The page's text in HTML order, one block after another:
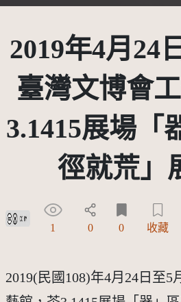
2019年4月24
臺灣文博會
3.1415展場「
徑就荒」
創用CC姓名標示 3.0 台灣及其後版本(CC BY 3.0
1 0 0 收藏
2019(民國108)年4月24日至5